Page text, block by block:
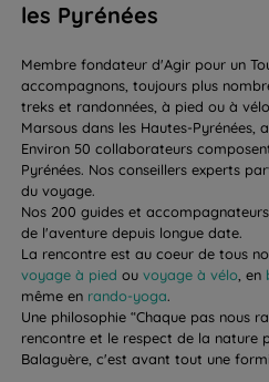
les Pyrénées
Membre fondateur d'Agir pour un
accompagnons, toujours plus
treks et randonnées, à pied ou à
Marsous dans les Hautes-Pyrénées,
Environ 50 collaborateurs
Pyrénées. Nos conseillers experts
du voyage.
Nos 200 guides et
de l'aventure depuis longue date.
La rencontre est au coeur de tous
voyage à pied ouvoyage à vélo , en
même en rando-yoga.
Une philosophie “Chaque pas nous
rencontre et le respect de la nature
Balaguère, c'est avant tout une